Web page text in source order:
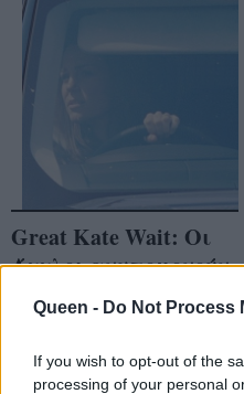
Queen - Do Not Process
If you wish to opt-out of the
processing of your personal
Great Kate Wait: Oι
Άγγλοι ανυπομονούν
για τη γέννα και η
Kate οδηγεί αμέριμνη
το τζιπ της